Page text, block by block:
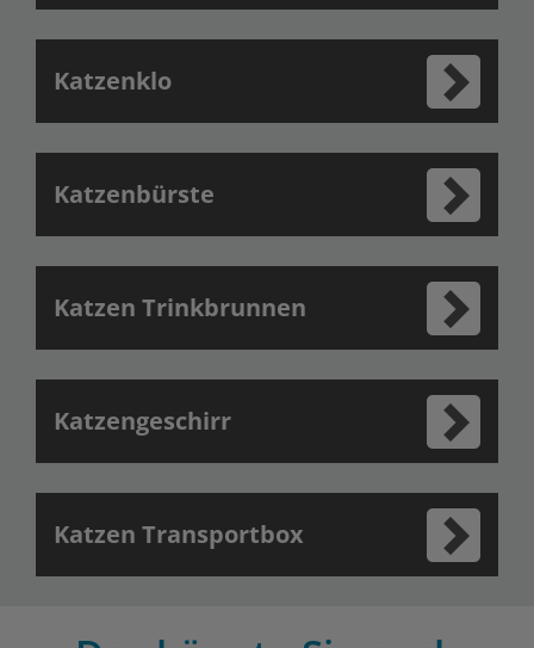
Katzenklo
Katzenbürste
Katzen Trinkbrunnen
Katzengeschirr
Katzen Transportbox